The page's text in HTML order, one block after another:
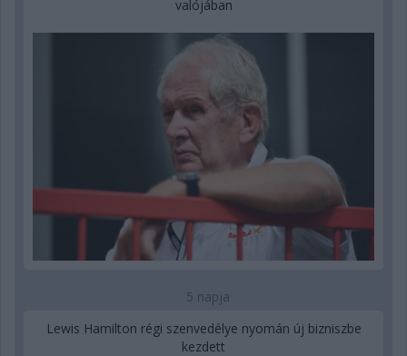
valójában
5 napja
Lewis Hamilton régi szenvedélye nyomán új bizniszbe
kezdett